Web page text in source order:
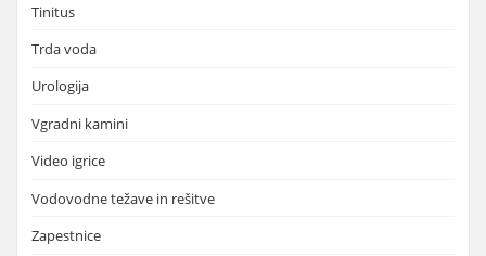
Tinitus
Trda voda
Urologija
Vgradni kamini
Video igrice
Vodovodne težave in rešitve
Zapestnice